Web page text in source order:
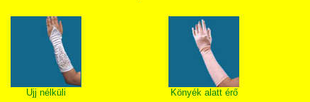
Ujj nélküli Könyék alatt érő